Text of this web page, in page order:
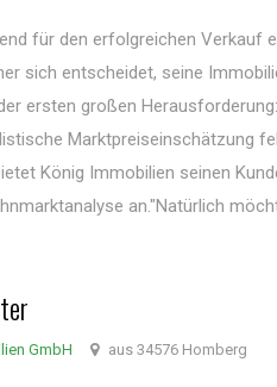
für den erfolgreichen Verkauf
sich entscheidet, seine
ersten großen
Marktpreiseinschätzung
König Immobilien seinen
an."Natürlich
GmbH aus 34576 Homberg